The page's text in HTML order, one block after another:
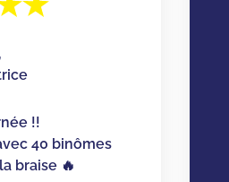
!!
40 binômes
braise 🔥